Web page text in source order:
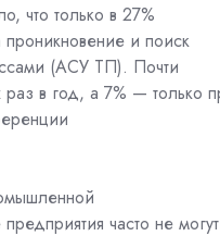
что только в 27%
и поиск
(АСУ ТП). Почти
в год, а 7% — только
часто не могут